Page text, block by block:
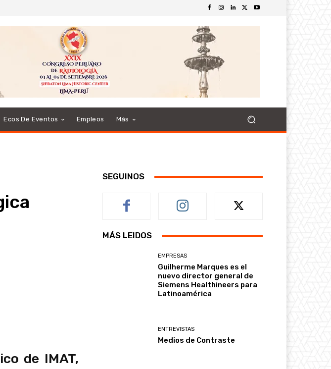
Ecos De Eventos Empleos Más
de IMAT,
SEGUINOS
MÁS LEIDOS
EMPRESAS
Guilherme Marques es el
nuevo director general de
Siemens Healthineers para
Latinoamérica
ENTREVISTAS
Medios de Contraste